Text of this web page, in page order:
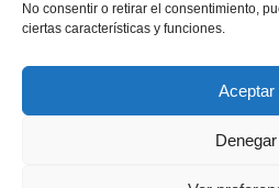
No consentir o retirar el consentimiento,
ciertas características y funciones.
Aceptar
Denegar
Aviso legal
Política